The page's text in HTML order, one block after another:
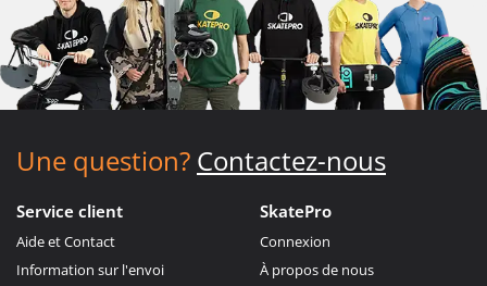
Une question? Contactez-nous
Service client
Aide et Contact
Information sur l'envoi
SkatePro
Connexion
À propos de nous